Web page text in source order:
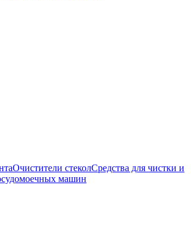
Очистители стеколСредства для чистки и
машин